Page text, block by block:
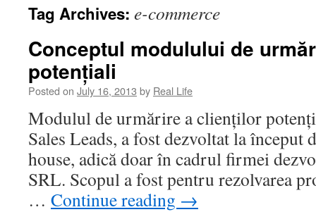
Tag Archives: e-commerce
Conceptul modulului de
potențiali
Posted on July 16, 2013 by Real Life
Modulul de urmărire a clienților
Sales Leads, a fost dezvoltat la
house, adică doar în cadrul firmei
SRL. Scopul a fost pentru rezolvarea
… Continue reading →